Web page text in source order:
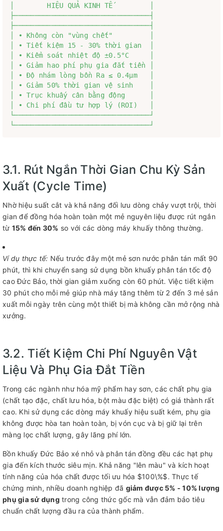
│        HIỆU QUẢ KINH TẾ         │
├─────────────────────────────────┤
├─────────────────────────────────┤
│ • Không còn "vùng chết"         │
│ • Tiết kiệm 15 - 30% thời gian  │
│ • Kiểm soát nhiệt độ ±0.5°C     │
│ • Giảm hao phí phụ gia đắt tiền │
│ • Độ nhám lòng bồn Ra ≤ 0.4µm   │
│ • Giảm 50% thời gian vệ sinh    │
│ • Trục khuấy cân bằng động      │
│ • Chi phí đầu tư hợp lý (ROI)   │
└─────────────────────────────────┘
3.1. Rút Ngắn Thời Gian Chu Kỳ Sản
Xuất (Cycle Time)
Nhờ hiệu suất cắt và khả năng đối lưu dòng chảy vượt trội, thời
gian để đồng hóa hoàn toàn một mẻ nguyên liệu được rút ngắn
từ 15% đến 30% so với các dòng máy khuấy thông thường.
Ví dụ thực tế: Nếu trước đây một mẻ sơn nước phân tán mất 90
phút, thì khi chuyển sang sử dụng bồn khuấy phân tán tốc độ
cao Đức Bảo, thời gian giảm xuống còn 60 phút. Việc tiết kiệm
30 phút cho mỗi mẻ giúp nhà máy tăng thêm từ 2 đến 3 mẻ sản
xuất mỗi ngày trên cùng một thiết bị mà không cần mở rộng nhà
xưởng.
3.2. Tiết Kiệm Chi Phí Nguyên Vật
Liệu Và Phụ Gia Đắt Tiền
Trong các ngành như hóa mỹ phẩm hay sơn, các chất phụ gia
(chất tạo đặc, chất lưu hóa, bột màu đặc biệt) có giá thành rất
cao. Khi sử dụng các dòng máy khuấy hiệu suất kém, phụ gia
không được hòa tan hoàn toàn, bị vón cục và bị giữ lại trên
màng lọc chất lượng, gây lãng phí lớn.
Bồn khuấy Đức Bảo xé nhỏ và phân tán đồng đều các hạt phụ
gia đến kích thước siêu mịn. Khả năng "lên màu" và kích hoạt
tính năng của hóa chất được tối ưu hóa $100\%$. Thực tế
chứng minh, nhiều doanh nghiệp đã giảm được 5% - 10% lượng
phụ gia sử dụng trong công thức gốc mà vẫn đảm bảo tiêu
chuẩn chất lượng đầu ra của thành phẩm.